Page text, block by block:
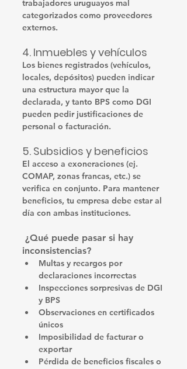
trabajadores uruguayos mal
categorizados como proveedores
externos.
4. Inmuebles y vehículos
Los bienes registrados (vehículos,
locales, depósitos) pueden indicar
una estructura mayor que la
declarada, y tanto BPS como DGI
pueden pedir justificaciones de
personal o facturación.
5. Subsidios y beneficios
El acceso a exoneraciones (ej.
COMAP, zonas francas, etc.) se
verifica en conjunto. Para mantener
beneficios, tu empresa debe estar al
día con ambas instituciones.
¿Qué puede pasar si hay
inconsistencias?
Multas y recargos por
declaraciones incorrectas
Inspecciones sorpresivas de DGI
y BPS
Observaciones en certificados
únicos
Imposibilidad de facturar o
exportar
Pérdida de beneficios fiscales o